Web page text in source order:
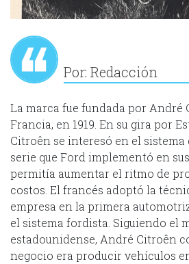
Por: Redacción
La marca fue fundada por André
Francia, en 1919. En su gira por
Citroên se interesó en el
serie que Ford implementó en
permitía aumentar el ritmo de
costos. El francés adoptó la
empresa en la primera
el sistema fordista. Siguiendo el
estadounidense, André Citroên
negocio era producir vehículos